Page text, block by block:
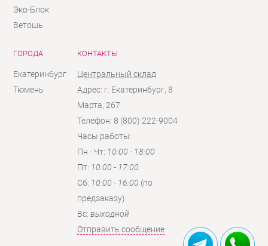
Эко-Блок
Ветошь
ГОРОДА
Екатеринбург
Тюмень
КОНТАКТЫ
Центральный склад
Адрес: г. Екатеринбург, 8
Марта, 267
Телефон: 8 (800) 222-9004
Часы работы:
Пн - Чт: 10:00 - 18:00
Пт: 10:00 - 17:00
Сб: 10:00 - 16:00 (по
предзаказу)
Вc: выходной
Отправить сообщение